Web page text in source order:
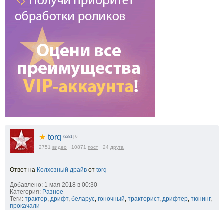
★ torq 73281 | 0
2751 видео 10871 пост 24 друга
Ответ на Колхозный драйв от torq
Добавлено: 1 мая 2018 в 00:30
Категория: Разное
Теги: трактор, дрифт, беларус, гоночный, тракторист, дрифтер, тюнинг,
прокачали